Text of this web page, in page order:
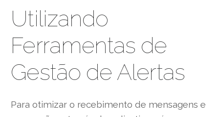
Utilizando
Ferramentas de
Gestão de Alertas
Para otimizar o recebimento de mensagens e